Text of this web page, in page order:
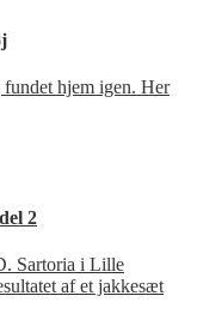
hjem igen. Her
2
Sartoria i Lille
af et jakkesæt